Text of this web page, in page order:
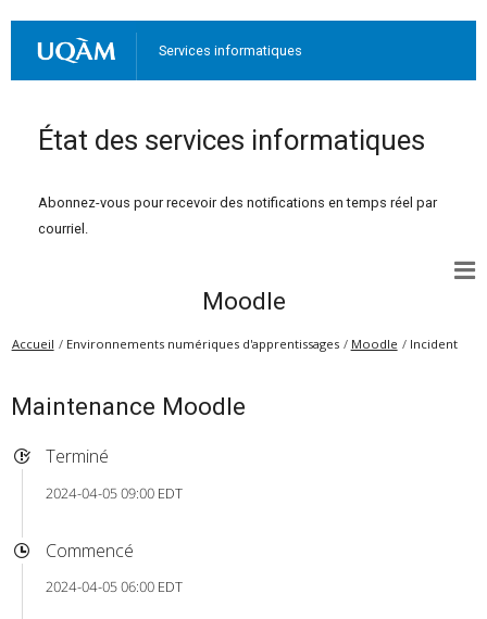
Services informatiques
État des services informatiques
Abonnez-vous pour recevoir des notifications en temps réel par
courriel.
Moodle
Accueil Environnements numériques d'apprentissages Moodle Incident
Maintenance Moodle
Terminé
2024-04-05 09:00 EDT
Commencé
2024-04-05 06:00 EDT